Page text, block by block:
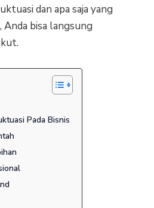
dan apa saja yang
Anda bisa langsung
Pada Bisnis